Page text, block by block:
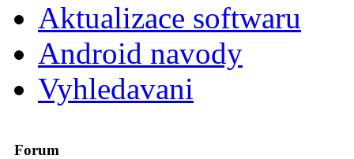
Aktualizace softwaru
Android navody
Vyhledavani
Forum